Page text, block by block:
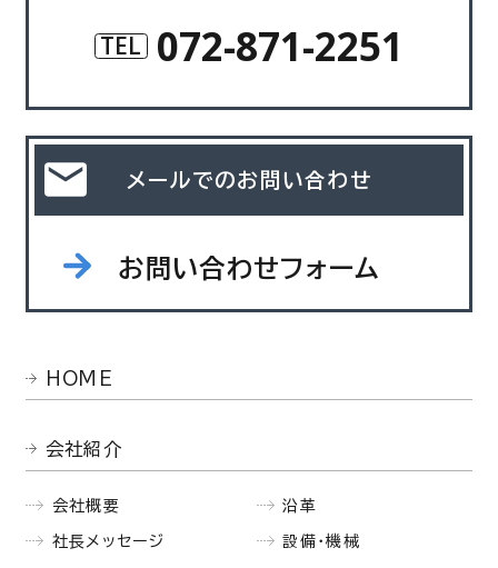
TEL 072-871-2251
メールでのお問い合わせ
お問い合わせフォーム
HOME
会社紹介
会社概要
社長メッセージ
沿革
設備・機械